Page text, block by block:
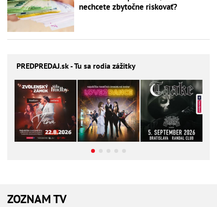
nechcete zbytočne riskovať?
PREDPREDAJ.sk - Tu sa rodia zážitky
ZOZNAM TV